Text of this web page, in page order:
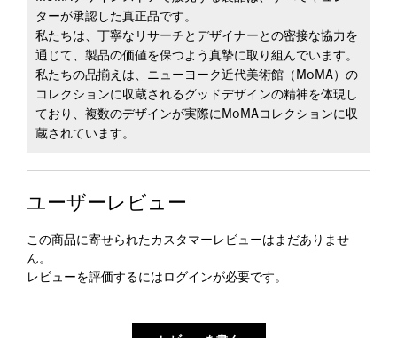
ターが承認した真正品です。
私たちは、丁寧なリサーチとデザイナーとの密接な協力を
通じて、製品の価値を保つよう真摯に取り組んでいます。
私たちの品揃えは、ニューヨーク近代美術館（MoMA）の
コレクションに収蔵されるグッドデザインの精神を体現し
ており、複数のデザインが実際にMoMAコレクションに収
蔵されています。
ユーザーレビュー
この商品に寄せられたカスタマーレビューはまだありませ
ん。
レビューを評価するには ログインが必要です。